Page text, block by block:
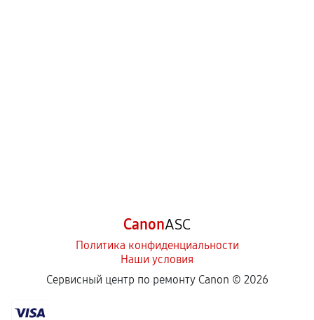
CanonASC
Политика конфиденциальности
Наши условия
Сервисный центр по ремонту Canon © 2026